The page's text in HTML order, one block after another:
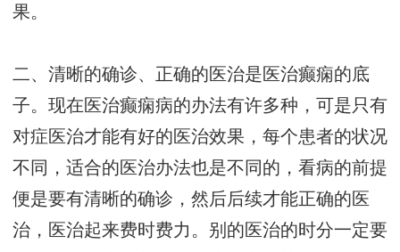
果。
二、清晰的确诊、正确的医治是医治癫痫的底
子。现在医治癫痫病的办法有许多种，可是只有
对症医治才能有好的医治效果，每个患者的状况
不同，适合的医治办法也是不同的，看病的前提
便是要有清晰的确诊，然后后续才能正确的医
治，医治起来费时费力。别的医治的时分一定要